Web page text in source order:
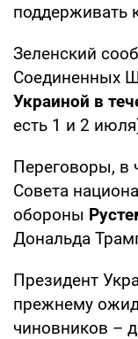
поддерживать
Зеленский
Соединенных
Украиной в
есть 1 и 2
Переговоры, в
Совета
обороны
Дональда
Президент
прежнему
чиновников –